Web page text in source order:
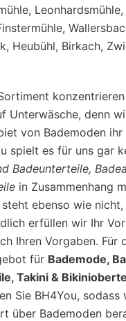
Heubühl, Birkach,
Unterwäsche, denn
von Bademoden
spielt es für uns gar
Badeunterteile,
in Zusammenhang
ebenso wie nicht,
erfüllen wir Ihr
Ihren Vorgaben. Für
für Bademode,
Takini &
Sie BH4You, sodass
über Bademoden